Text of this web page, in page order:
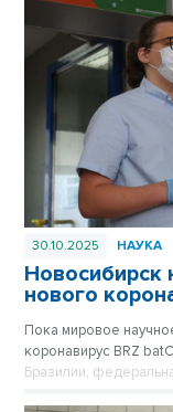
30.10.2025 НАУКА
Новосибирск
нового
Пока мировое
коронавирус BRZ
Бразилии,